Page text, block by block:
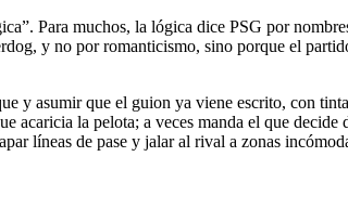
Para muchos, la lógica dice PSG por
y no por romanticismo, sino porque el
y asumir que el guion ya viene escrito, con
la pelota; a veces manda el que decide
líneas de pase y jalar al rival a zonas